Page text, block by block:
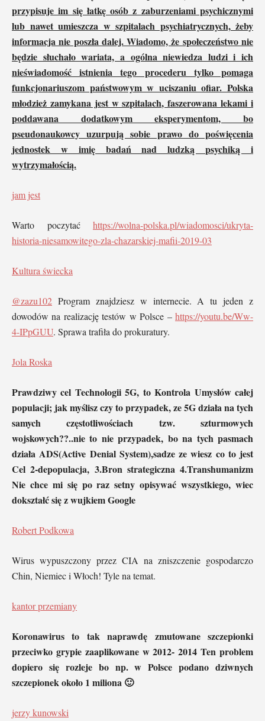
przypisuje im się łatkę osób z zaburzeniami psychicznymi
lub nawet umieszcza w szpitalach psychiatrycznych, żeby
informacja nie poszła dalej. Wiadomo, że społeczeństwo nie
będzie słuchało wariata, a ogólna niewiedza ludzi i ich
nieświadomość istnienia tego procederu tylko pomaga
funkcjonariuszom państwowym w uciszaniu ofiar. Polska
młodzież zamykana jest w szpitalach, faszerowana lekami i
poddawana dodatkowym eksperymentom, bo
pseudonaukowcy uzurpują sobie prawo do poświęcenia
jednostek w imię badań nad ludzką psychiką i
wytrzymałością.
jam jest
Warto poczytać https://wolna-polska.pl/wiadomosci/ukryta-
historia-niesamowitego-zla-chazarskiej-mafii-2019-03
Kultura świecka
@zazu102 Program znajdziesz w internecie. A tu jeden z
dowodów na realizację testów w Polsce – https://youtu.be/Ww-
4-IPpGUU. Sprawa trafiła do prokuratury.
Jola Roska
Prawdziwy cel Technologii 5G, to Kontrola Umysłów całej
populacji; jak myślisz czy to przypadek, ze 5G działa na tych
samych częstotliwościach tzw. szturmowych
wojskowych??..nie to nie przypadek, bo na tych pasmach
działa ADS(Active Denial System),sadze ze wiesz co to jest
Cel 2-depopulacja, 3.Bron strategiczna 4.Transhumanizm
Nie chce mi się po raz setny opisywać wszystkiego, wiec
dokształć się z wujkiem Google
Robert Podkowa
Wirus wypuszczony przez CIA na zniszczenie gospodarczo
Chin, Niemiec i Włoch! Tyle na temat.
kantor przemiany
Koronawirus to tak naprawdę zmutowane szczepionki
przeciwko grypie zaaplikowane w 2012- 2014 Ten problem
dopiero się rozleje bo np. w Polsce podano dziwnych
szczepionek około 1 miliona 🙂
jerzy kunowski